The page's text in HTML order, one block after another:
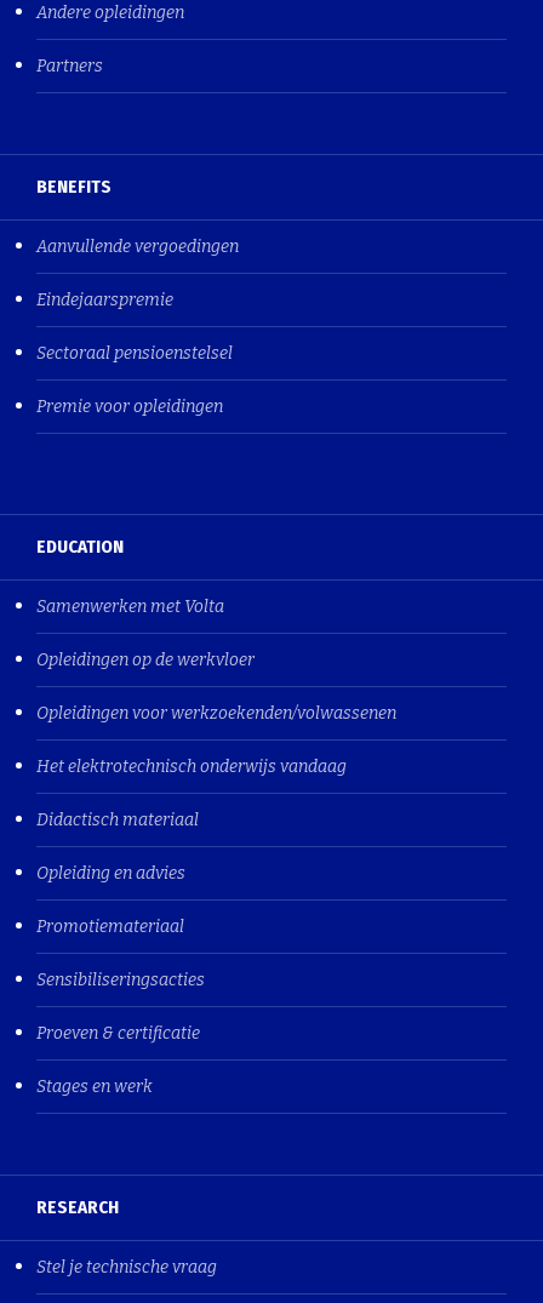
Andere opleidingen
Partners
BENEFITS
Aanvullende vergoedingen
Eindejaarspremie
Sectoraal pensioenstelsel
Premie voor opleidingen
EDUCATION
Samenwerken met Volta
Opleidingen op de werkvloer
Opleidingen voor werkzoekenden/volwassenen
Het elektrotechnisch onderwijs vandaag
Didactisch materiaal
Opleiding en advies
Promotiemateriaal
Sensibiliseringsacties
Proeven & certificatie
Stages en werk
RESEARCH
Stel je technische vraag